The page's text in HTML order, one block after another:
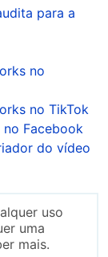
para a
no
no TikTok
Facebook
do vídeo
uso
uma
mais.